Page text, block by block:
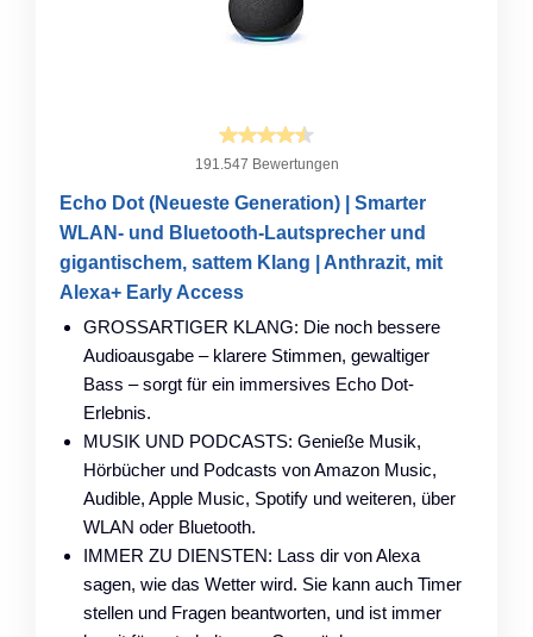
191.547 Bewertungen
Echo Dot (Neueste Generation) | Smarter
WLAN- und Bluetooth-Lautsprecher und
gigantischem, sattem Klang | Anthrazit, mit
Alexa+ Early Access
GROSSARTIGER KLANG: Die noch bessere
Audioausgabe – klarere Stimmen, gewaltiger
Bass – sorgt für ein immersives Echo Dot-
Erlebnis.
MUSIK UND PODCASTS: Genieße Musik,
Hörbücher und Podcasts von Amazon Music,
Audible, Apple Music, Spotify und weiteren, über
WLAN oder Bluetooth.
IMMER ZU DIENSTEN: Lass dir von Alexa
sagen, wie das Wetter wird. Sie kann auch Timer
stellen und Fragen beantworten, und ist immer